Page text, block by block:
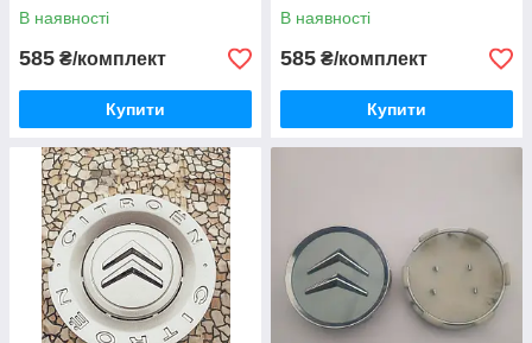
В наявності
585 ₴/комплект
Купити
В наявності
585 ₴/комплект
Купити